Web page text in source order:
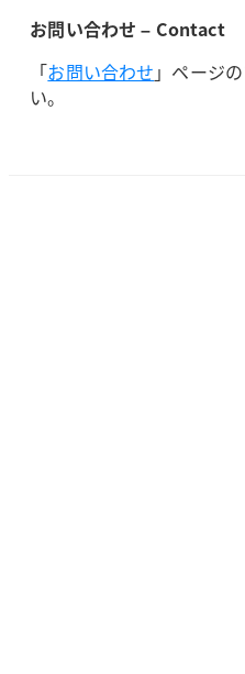
お問い合わせ – Contact
「お問い合わせ 」ページ
い。